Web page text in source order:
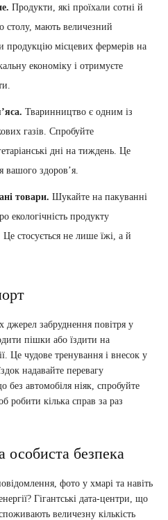
Продукти, які проїхали сотні й
столу, мають величезний
продукцію місцевих фермерів на
економіку і отримуєте
Тваринництво є одним із
газів. Спробуйте
дні на тиждень. Це
вашого здоров’я.
товари. Шукайте на пакуванні
екологічність продукту
стосується не лише їжі, а й
джерел забруднення повітря у
пішки або їздити на
Це чудове тренування і внесок у
надавайте перевагу
без автомобіля ніяк, спробуйте
робити кілька справ за раз
особиста безпека
фото у хмарі та навіть
Гігантські дата-центри, що
величезну кількість